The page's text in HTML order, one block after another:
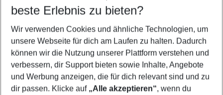
Last Minute Kokkari
Pauschalreisen Kokkari
Familienurlaub Kokkari
Flug & Hotel Kokkari
Frübucher Angebote Kokkari für 2026
beste Erlebnis zu bieten?
Wir verwenden Cookies und ähnliche Technologien, um
unsere Webseite für dich am Laufen zu halten. Dadurch
können wir die Nutzung unserer Plattform verstehen und
verbessern, dir Support bieten sowie Inhalte, Angebote
und Werbung anzeigen, die für dich relevant sind und zu
dir passen. Klicke auf „Alle akzeptieren“, wenn du